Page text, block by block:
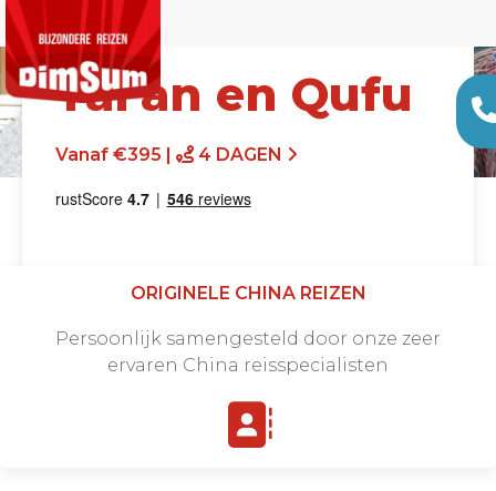
Tai'an en Qufu
Vanaf €395 | 4 DAGEN
Offerte aanvragen
ORIGINELE CHINA REIZEN
Persoonlijk samengesteld door onze zeer
ervaren China reisspecialisten